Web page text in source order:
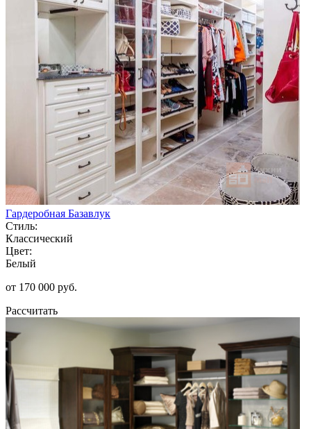
Гардеробная Базавлук
Стиль:
Классический
Цвет:
Белый
от 170 000 руб.
Рассчитать